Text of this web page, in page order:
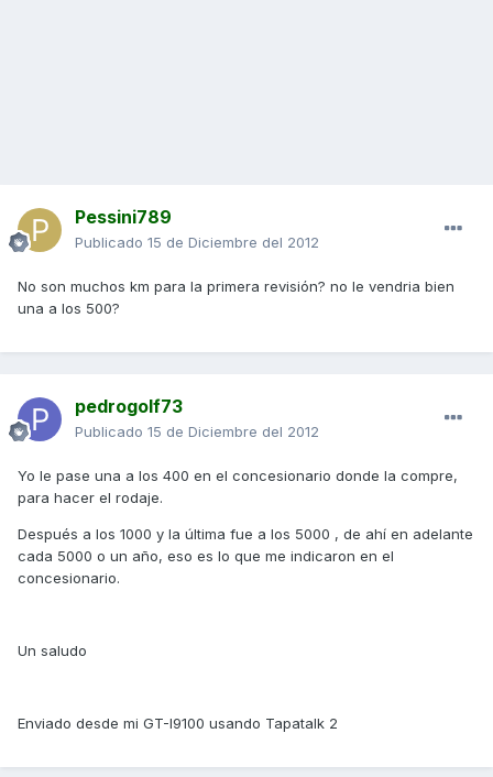
Pessini789
Publicado 15 de Diciembre del 2012
No son muchos km para la primera revisión? no le vendria bien
una a los 500?
pedrogolf73
Publicado 15 de Diciembre del 2012
Yo le pase una a los 400 en el concesionario donde la compre,
para hacer el rodaje.
Después a los 1000 y la última fue a los 5000 , de ahí en adelante
cada 5000 o un año, eso es lo que me indicaron en el
concesionario.
Un saludo
Enviado desde mi GT-I9100 usando Tapatalk 2